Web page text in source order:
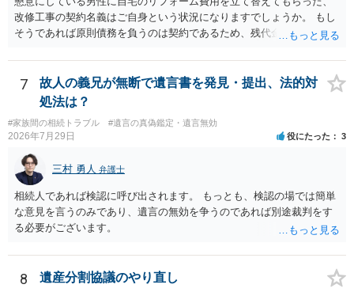
改修工事の契約名義はご自身という状況になりますでしょうか。 もし
そうであれば原則債務を負うのは契約であるため、残代金を捻出して
ます。 入籍した場合でも、原則契約者が単独で全ての債務を負うこと
には変わりがありません。 なかなか対応に難しい案件であり、公開の
場でアドバイスを行うのも限界があるように思われますので、資料等
を持参のうえ個別に弁護士に相談されることをお勧めします。
7
故人の義兄が無断で遺言書を発見・提出、法的対
処法は？
#家族間の相続トラブル #遺言の真偽鑑定・遺言無効
2026年7月29日 役にたった 3
三村 勇人 弁護士
相続人であれば検認に呼び出されます。 もっとも、検認の場では簡単
な意見を言うのみであり、遺言の無効を争うのであれば別途裁判をす
る必要がございます。
8 遺産分割協議のやり直し